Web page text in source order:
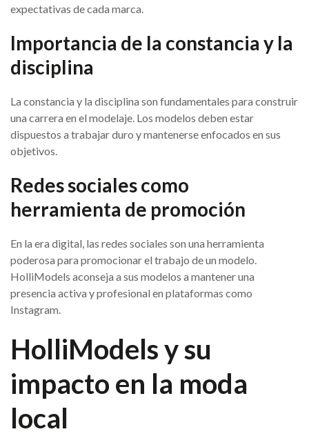
expectativas de cada marca.
Importancia de la constancia y la
disciplina
La constancia y la disciplina son fundamentales para construir
una carrera en el modelaje. Los modelos deben estar
dispuestos a trabajar duro y mantenerse enfocados en sus
objetivos.
Redes sociales como
herramienta de promoción
En la era digital, las redes sociales son una herramienta
poderosa para promocionar el trabajo de un modelo.
HolliModels aconseja a sus modelos a mantener una
presencia activa y profesional en plataformas como
Instagram.
HolliModels y su
impacto en la moda
local